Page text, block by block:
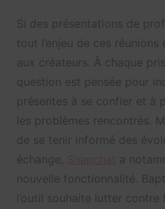
Si des présentations de
tout l’enjeu de ces
aux créateurs. À chaque
question est pensée pour
présentes à se confier et à
les problèmes rencontrés.
de se tenir informé des
échange,
a
nouvelle fonctionnalité.
l’outil souhaite lutter